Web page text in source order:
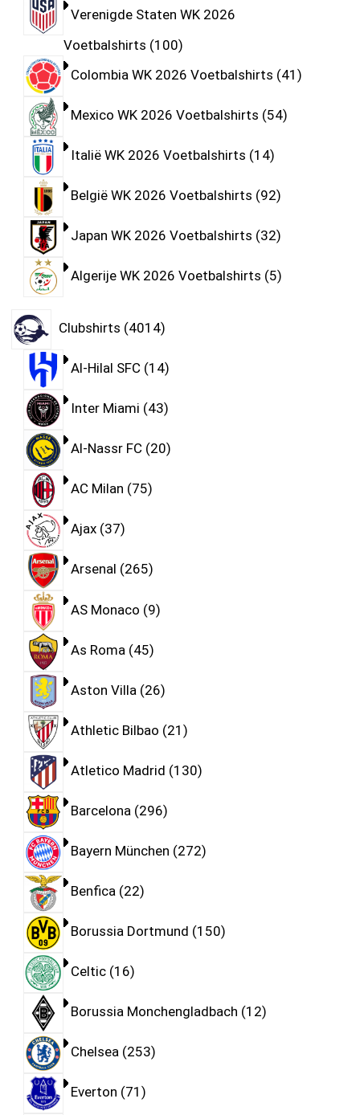
Verenigde Staten WK 2026
Voetbalshirts 100
Colombia WK 2026 Voetbalshirts 41
Mexico WK 2026 Voetbalshirts 54
Italië WK 2026 Voetbalshirts 14
België WK 2026 Voetbalshirts 92
Japan WK 2026 Voetbalshirts 32
Algerije WK 2026 Voetbalshirts 5
Clubshirts 4014
Al-Hilal SFC 14
Inter Miami 43
Al-Nassr FC 20
AC Milan 75
Ajax 37
Arsenal 265
AS Monaco 9
As Roma 45
Aston Villa 26
Athletic Bilbao 21
Atletico Madrid 130
Barcelona 296
Bayern München 272
Benfica 22
Borussia Dortmund 150
Celtic 16
Borussia Monchengladbach 12
Chelsea 253
Everton 71